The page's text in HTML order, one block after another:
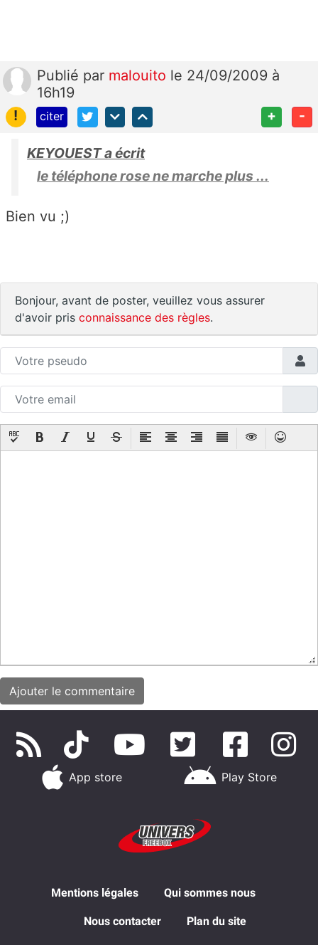
Publié par malouito le 24/09/2009 à
16h19
!
citer + -
KEYOUEST a écrit
le téléphone rose ne marche plus ...
Bien vu ;)
Bonjour, avant de poster, veuillez vous assurer
d'avoir pris connaissance des règles.
App store Play Store
Mentions légales Qui sommes nous
Nous contacter Plan du site